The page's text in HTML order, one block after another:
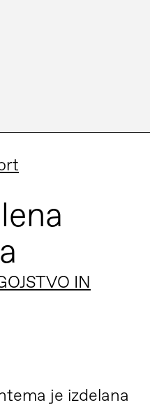
IN
je izdelana